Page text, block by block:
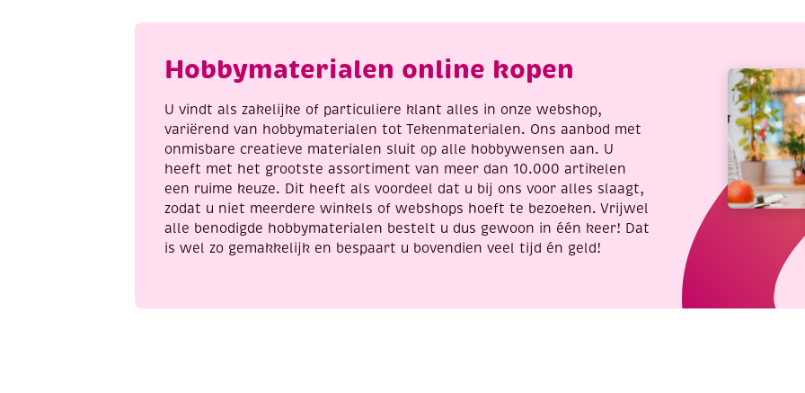
aantal
aantal
Hobbymaterialen online kopen
U vindt als zakelijke of particuliere klant alles in onze webshop,
variërend van hobbymaterialen tot Tekenmaterialen. Ons aanbod met
onmisbare creatieve materialen sluit op alle hobbywensen aan. U
heeft met het grootste assortiment van meer dan 10.000 artikelen
een ruime keuze. Dit heeft als voordeel dat u bij ons voor alles slaagt,
zodat u niet meerdere winkels of webshops hoeft te bezoeken. Vrijwel
alle benodigde hobbymaterialen bestelt u dus gewoon in één keer! Dat
is wel zo gemakkelijk en bespaart u bovendien veel tijd én geld!